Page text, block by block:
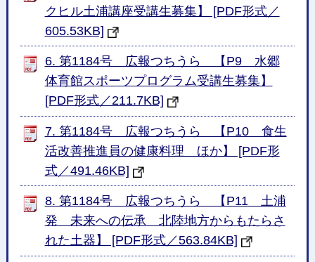
クヒル土浦講座受講生募集】 [PDF形式／
605.53KB]
6. 第1184号 広報つちうら 【P9 水郷
体育館スポーツプログラム受講生募集】
[PDF形式／211.7KB]
7. 第1184号 広報つちうら 【P10 食生
活改善推進員の健康料理 ほか】 [PDF形
式／491.46KB]
8. 第1184号 広報つちうら 【P11 土浦
発 未来への伝承 北陸地方からもたらさ
れた土器】 [PDF形式／563.84KB]